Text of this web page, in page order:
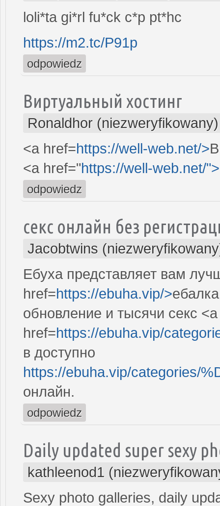
loli*ta gi*rl fu*ck c*p pt*hc
https://m2.tc/P91p
odpowiedz
Виртуальный хостинг
Ronaldhor (niezweryfikowany)
<a href=https://well-web.net/>
<a href="https://well-web.net/">
odpowiedz
секс онлайн без
Jacobtwins
Ебуха представляет вам
href=https://ebuha.vip/>
обновление и тысячи секс <a
href=https://ebuha.vip/
в доступно
https://ebuha.vip/categories/
онлайн.
odpowiedz
Daily updated super sexy
kathleenod1
Sexy photo galleries, daily